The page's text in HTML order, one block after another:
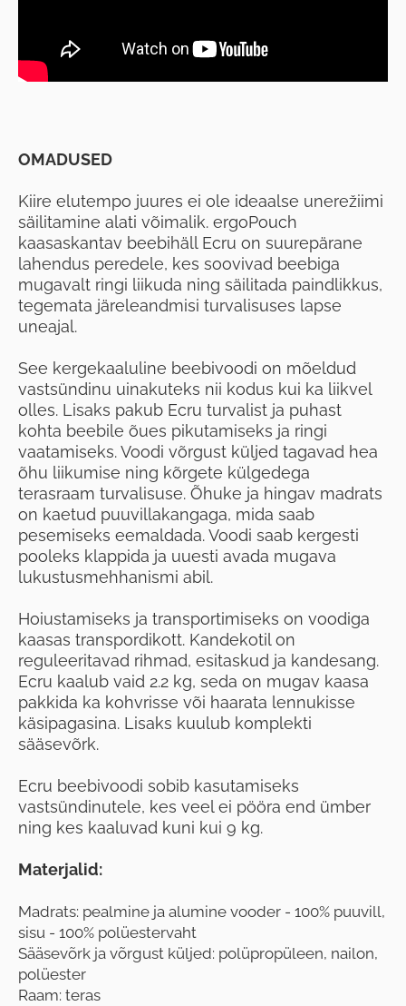
OMADUSED
Kiire elutempo juures ei ole ideaalse unerežiimi
säilitamine alati võimalik. ergoPouch
kaasaskantav beebihäll Ecru on suurepärane
lahendus peredele, kes soovivad beebiga
mugavalt ringi liikuda ning säilitada paindlikkus,
tegemata järeleandmisi turvalisuses lapse
uneajal.
See kergekaaluline beebivoodi on mõeldud
vastsündinu uinakuteks nii kodus kui ka liikvel
olles. Lisaks pakub Ecru turvalist ja puhast
kohta beebile õues pikutamiseks ja ringi
vaatamiseks. Voodi võrgust küljed tagavad hea
õhu liikumise ning kõrgete külgedega
terasraam turvalisuse. Õhuke ja hingav madrats
on kaetud puuvillakangaga, mida saab
pesemiseks eemaldada. Voodi saab kergesti
pooleks klappida ja uuesti avada mugava
lukustusmehhanismi abil.
Hoiustamiseks ja transportimiseks on voodiga
kaasas transpordikott. Kandekotil on
reguleeritavad rihmad, esitaskud ja kandesang.
Ecru kaalub vaid 2.2 kg, seda on mugav kaasa
pakkida ka kohvrisse või haarata lennukisse
käsipagasina. Lisaks kuulub komplekti
sääsevõrk.
Ecru beebivoodi sobib kasutamiseks
vastsündinutele, kes veel ei pööra end ümber
ning kes kaaluvad kuni kui 9 kg.
Materjalid:
Madrats: pealmine ja alumine vooder - 100% puuvill,
sisu - 100% polüestervaht
Sääsevõrk ja võrgust küljed: polüpropüleen, nailon,
polüester
Raam: teras